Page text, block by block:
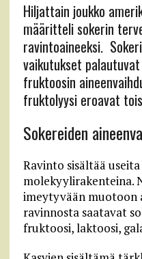
Hiljattain joukko
määritteli sokerin
ravintoaineeksi.
vaikutukset
fruktoosin
fruktolyysi eroavat
Sokereiden
Ravinto sisältää
molekyylirakenteina.
imeytyvään muotoon
ravinnosta saatavat
fruktoosi, laktoosi,